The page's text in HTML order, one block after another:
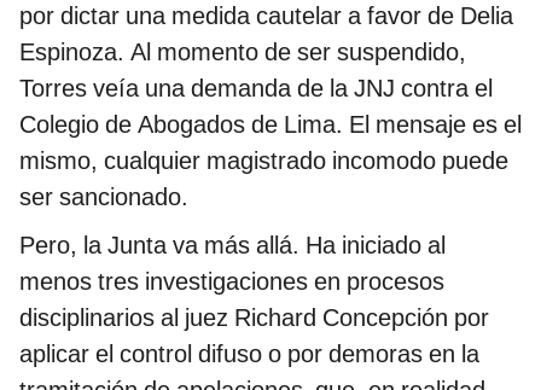
por dictar una medida cautelar a favor de Delia
Espinoza. Al momento de ser suspendido,
Torres veía una demanda de la JNJ contra el
Colegio de Abogados de Lima. El mensaje es el
mismo, cualquier magistrado incomodo puede
ser sancionado.
Pero, la Junta va más allá. Ha iniciado al
menos tres investigaciones en procesos
disciplinarios al juez Richard Concepción por
aplicar el control difuso o por demoras en la